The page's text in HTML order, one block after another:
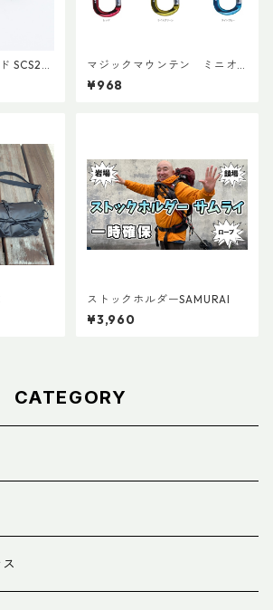
SCS2
マジックマウンテン ミニオ
ーバルビナー
¥968
ストックホルダーSAMURAI
¥3,960
CATEGORY